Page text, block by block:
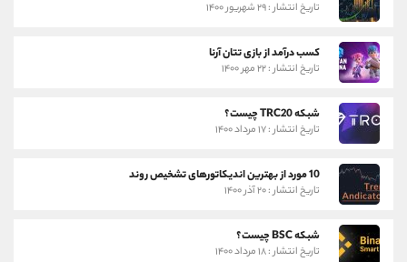
تاریخ انتشار : ۲۹ شهریور ۱۴۰۰
کسب درآمد از بازی تتان آرنا
تاریخ انتشار : ۲۲ مهر ۱۴۰۰
شبکه TRC20 چیست؟
تاریخ انتشار : ۱۷ مرداد ۱۴۰۰
10 مورد از بهترین اندیکاتورهای تشخیص روند
تاریخ انتشار : ۲۰ آذر ۱۴۰۰
شبکه BSC چیست؟
تاریخ انتشار : ۱۸ مرداد ۱۴۰۰